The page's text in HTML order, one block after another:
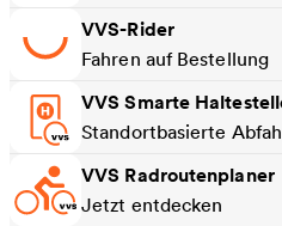
VVS-Rider
Fahren auf Bestellung
VVS Smarte
Standortbasierte
VVS Radroutenplaner
Jetzt entdecken